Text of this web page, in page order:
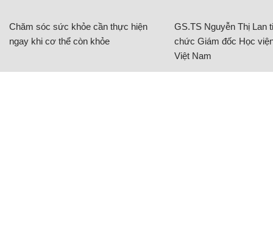
Chăm sóc sức khỏe cần thực hiện
ngay khi cơ thể còn khỏe
GS.TS Nguyễn Thị Lan
chức Giám đốc Học
Việt Nam